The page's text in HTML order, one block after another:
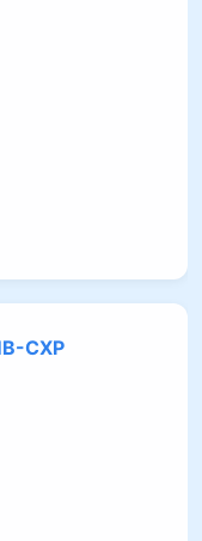
CXP